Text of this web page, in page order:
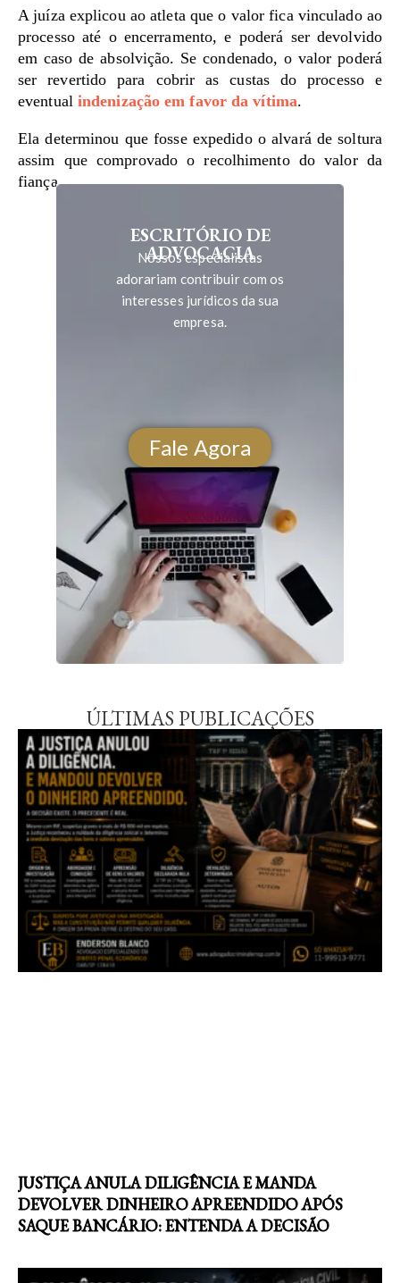
A juíza explicou ao atleta que o valor fica vinculado ao
processo até o encerramento, e poderá ser devolvido
em caso de absolvição. Se condenado, o valor poderá
ser revertido para cobrir as custas do processo e
eventual indenização em favor da vítima.
Ela determinou que fosse expedido o alvará de soltura
assim que comprovado o recolhimento do valor da
fiança.
ESCRITÓRIO DE
ADVOCACIA
Nossos especialistas
adorariam contribuir com os
interesses jurídicos da sua
empresa.
ÚLTIMAS PUBLICAÇÕES
Fale Agora
JUSTIÇA ANULA DILIGÊNCIA E MANDA
DEVOLVER DINHEIRO APREENDIDO APÓS
SAQUE BANCÁRIO: ENTENDA A DECISÃO